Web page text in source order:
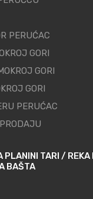
PERUĆAC
GORI
GORI
GORI
PERUĆAC
PLANINI TARI /
BAŠTA